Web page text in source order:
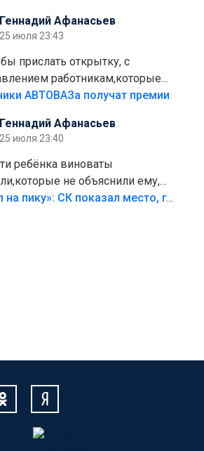
водители всё
в лес? Штрафы мизерные.
Геннадий Афанасьев
25 июля 23:43
прислать открытку, с
работникам,которые
сорока лет отработали на
АВТОВАЗа получат премии
Геннадий Афанасьев
25 июля 23:40
ребёнка виноваты
не объяснили ему,
хорошо и что такое плохо!
«Попал на пику»: СК показал место, где был смертельно травмирован ребенок в Тольятти